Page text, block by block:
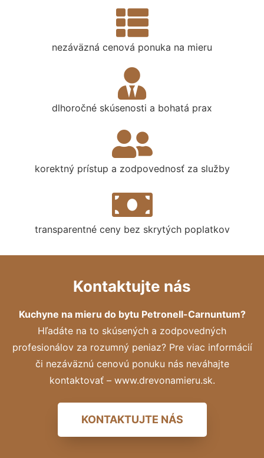
nezáväzná cenová ponuka na mieru
dlhoročné skúsenosti a bohatá prax
korektný prístup a zodpovednosť za služby
transparentné ceny bez skrytých poplatkov
Kontaktujte nás
Kuchyne na mieru do bytu Petronell-Carnuntum?
Hľadáte na to skúsených a zodpovedných
profesionálov za rozumný peniaz? Pre viac informácií
či nezáväznú cenovú ponuku nás neváhajte
kontaktovať – www.drevonamieru.sk.
KONTAKTUJTE NÁS